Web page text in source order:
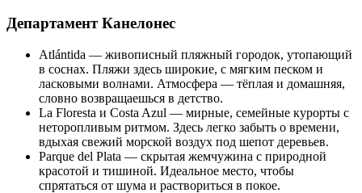
Департамент Канелонес
Atlántida — живописный пляжный городок, утопающий
в соснах. Пляжи здесь широкие, с мягким песком и
ласковыми волнами. Атмосфера — тёплая и домашняя,
словно возвращаешься в детство.
La Floresta и Costa Azul — мирные, семейные курорты с
неторопливым ритмом. Здесь легко забыть о времени,
вдыхая свежий морской воздух под шепот деревьев.
Parque del Plata — скрытая жемчужина с природной
красотой и тишиной. Идеальное место, чтобы
спрятаться от шума и раствориться в покое.